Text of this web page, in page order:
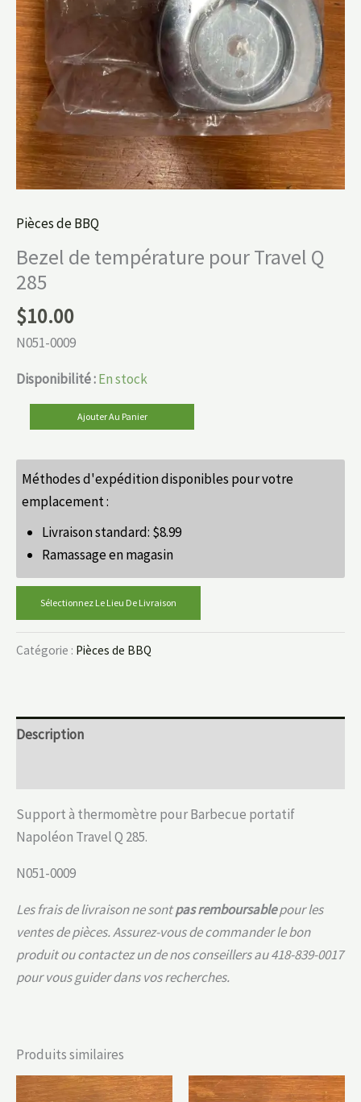
Pièces de BBQ
Bezel de température pour Travel Q
285
$10.00
N051-0009
Disponibilité :En stock
Ajouter Au Panier
Méthodes d'expédition disponibles pour votre
emplacement :
Livraison standard: $8.99
Ramassage en magasin
Sélectionnez Le Lieu De Livraison
Catégorie : Pièces de BBQ
Description
Support à thermomètre pour Barbecue portatif
Napoléon Travel Q 285.
N051-0009
Les frais de livraison ne sontpas remboursablepour les
ventes de pièces. Assurez-vous de commander le bon
produit ou contactez un de nos conseillers au 418-839-0017
pour vous guider dans vos recherches.
Produits similaires